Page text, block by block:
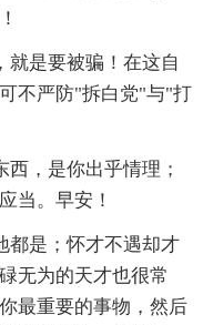
就是要被骗！在这自
不严防"拆白党"与"打
，是你出乎情理；
当。早安！
都是；怀才不遇却才
无为的天才也很常
最重要的事物，然后